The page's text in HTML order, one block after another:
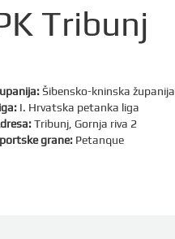
Tribunj
Šibensko-kninska županija
I. Hrvatska petanka liga
Tribunj, Gornja riva 2
grane: Petanque